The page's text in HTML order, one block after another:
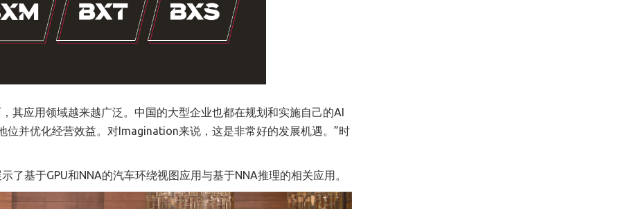
其应用领域越来越广泛。中国的大型企业也都在规划和实施自己的AI
位并优化经营效益。对Imagination来说，这是非常好的发展机遇。”时
基于GPU和NNA的汽车环绕视图应用与基于NNA推理的相关应用。